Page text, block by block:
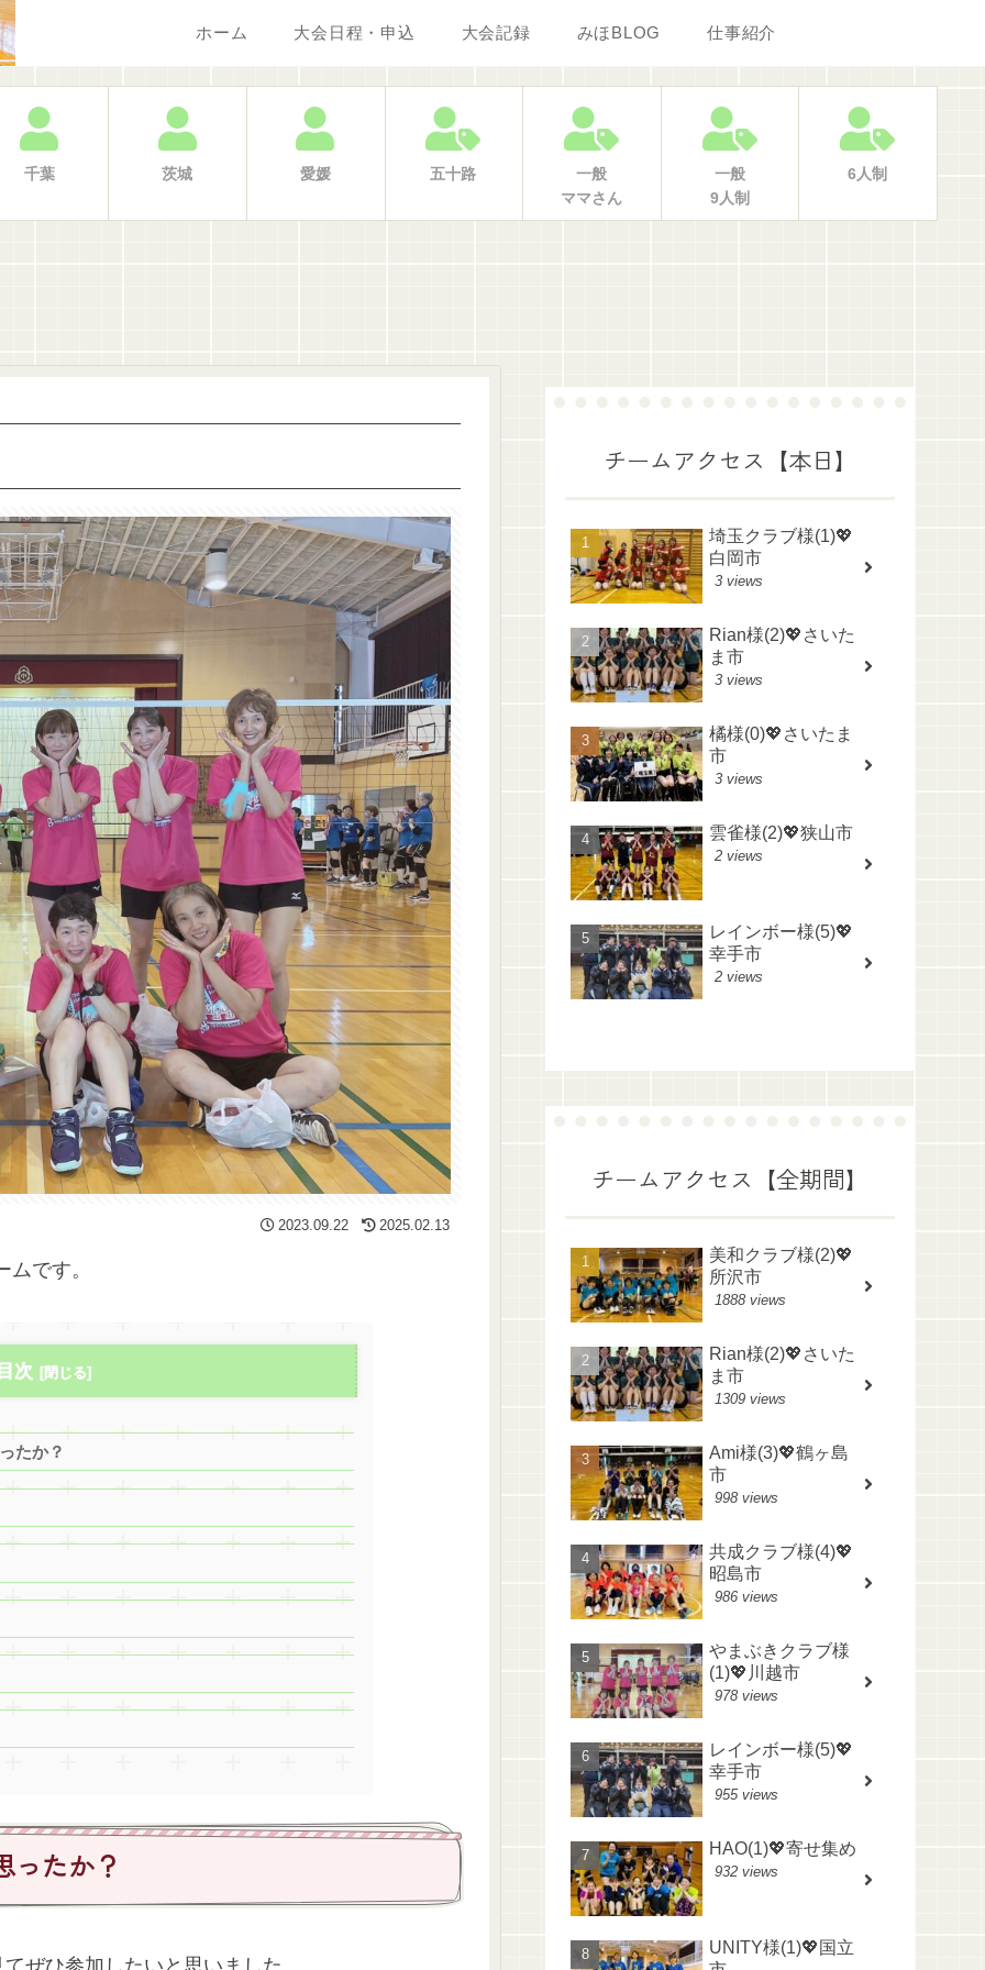
ホーム 大会日程・申込 大会記録 みほBLOG 仕事紹介
千葉 茨城 愛媛 五十路
一般
ママさん
一般
9人制
6人制
2023.09.22 2025.02.13
です。
次
たか？
ったか？
ぜひ参加したいと思いました。
チームアクセス【本日】
埼玉クラブ様(1)💖
白岡市
3 views
Rian様(2)💖さいた
ま市
3 views
橘様(0)💖さいたま
市
3 views
雲雀様(2)💖狭山市
2 views
レインボー様(5)💖
幸手市
2 views
チームアクセス【全期間】
美和クラブ様(2)💖
所沢市
1888 views
Rian様(2)💖さいた
ま市
1309 views
Ami様(3)💖鶴ヶ島
市
998 views
共成クラブ様(4)💖
昭島市
986 views
やまぶきクラブ様
(1)💖川越市
978 views
レインボー様(5)💖
幸手市
955 views
HAO(1)💖寄せ集め
932 views
UNITY様(1)💖国立